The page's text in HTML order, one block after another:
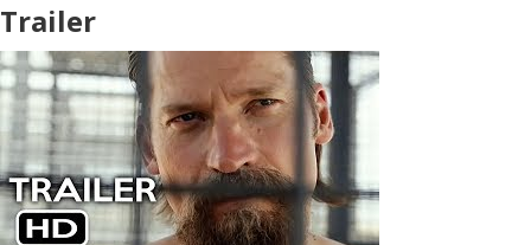
Trailer